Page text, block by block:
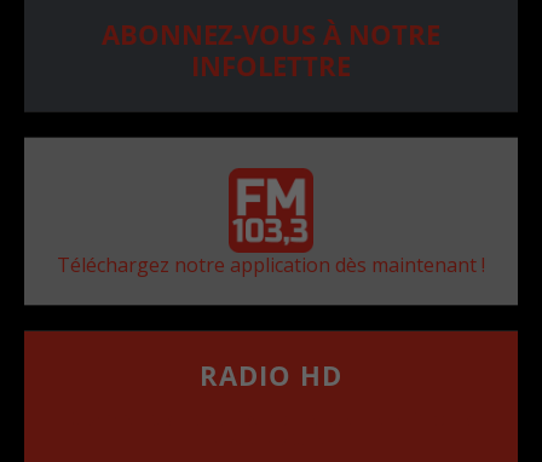
ABONNEZ-VOUS À NOTRE
INFOLETTRE
Téléchargez notre application dès maintenant !
RADIO HD